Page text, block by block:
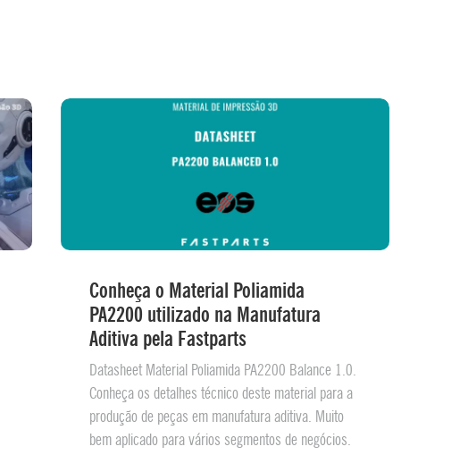
Conheça o Material Poliamida
PA2200 utilizado na Manufatura
Aditiva pela Fastparts
Datasheet Material Poliamida PA2200 Balance 1.0.
Conheça os detalhes técnico deste material para a
produção de peças em manufatura aditiva. Muito
bem aplicado para vários segmentos de negócios.